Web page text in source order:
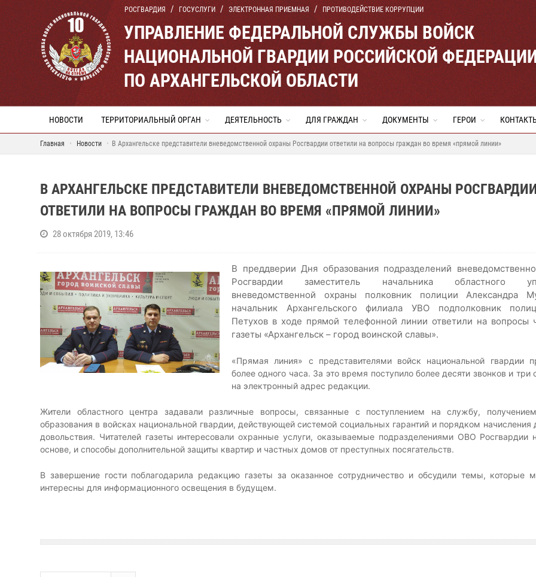
РОСГВАРДИЯ ГОСУСЛУГИ ЭЛЕКТРОННАЯ ПРИЕМНАЯ ПРОТИВОДЕЙСТВИЕ КОРРУПЦИИ
УПРАВЛЕНИЕ ФЕДЕРАЛЬНОЙ СЛУЖБЫ ВОЙСК
НАЦИОНАЛЬНОЙ ГВАРДИИ РОССИЙСКОЙ
ПО АРХАНГЕЛЬСКОЙ ОБЛАСТИ
НОВОСТИ ТЕРРИТОРИАЛЬНЫЙ ОРГАН ДЕЯТЕЛЬНОСТЬ ДЛЯ ГРАЖДАН ДОКУМЕНТЫ ГЕРОИ
Главная Новости В Архангельске представители вневедомственной охраны Росгвардии ответили на вопросы граждан во время «прямой линии»
В АРХАНГЕЛЬСКЕ ПРЕДСТАВИТЕЛИ ВНЕВЕДОМСТВЕННОЙ ОХРАНЫ
ОТВЕТИЛИ НА ВОПРОСЫ ГРАЖДАН ВО ВРЕМЯ «ПРЯМОЙ ЛИНИИ»
28 октября 2019, 13:46
В преддверии Дня образования подразделений
Росгвардии заместитель начальника областного
вневедомственной охраны полковник полиции Александра
начальник Архангельского филиала УВО подполковник
Петухов в ходе прямой телефонной линии ответили на вопросы
газеты «Архангельск – город воинской славы».
«Прямая линия» с представителями войск национальной гвардии
более одного часа. За это время поступило более десяти звонков и три
на электронный адрес редакции.
Жители областного центра задавали различные вопросы, связанные с поступлением на службу,
образования в войсках национальной гвардии, действующей системой социальных гарантий и порядком начисления
довольствия. Читателей газеты интересовали охранные услуги, оказываемые подразделениями ОВО Росгвардии
основе, и способы дополнительной защиты квартир и частных домов от преступных посягательств.
В завершение гости поблагодарила редакцию газеты за оказанное сотрудничество и обсудили темы, которые
интересны для информационного освещения в будущем.